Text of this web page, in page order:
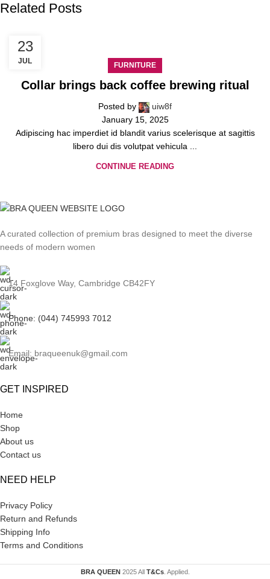
Related Posts
23
JUL FURNITURE
Collar brings back coffee brewing ritual
Posted by
uiw8f
January 15, 2025
Adipiscing hac imperdiet id blandit varius scelerisque at sagittis
libero dui dis volutpat vehicula ...
CONTINUE READING
A curated collection of premium bras designed to meet the diverse
needs of modern women
14 Foxglove Way, Cambridge CB42FY
Phone: (044) 745993 7012
Email: braqueenuk@gmail.com
GET INSPIRED
Home
Shop
About us
Contact us
NEED HELP
Privacy Policy
Return and Refunds
Shipping Info
Terms and Conditions
BRA QUEEN 2025 All T&Cs. Applied.